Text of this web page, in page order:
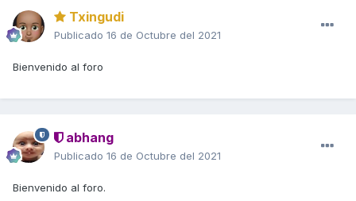
Txingudi
Publicado 16 de Octubre del 2021
Bienvenido al foro
abhang
Publicado 16 de Octubre del 2021
Bienvenido al foro.